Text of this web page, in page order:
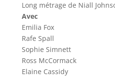
Long métrage de Niall
Avec
Emilia Fox
Rafe Spall
Sophie Simnett
Ross McCormack
Elaine Cassidy